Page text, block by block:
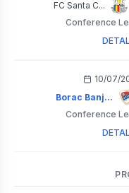
FC Santa C...
Conference
10/07/
Borac Banj...
Conference